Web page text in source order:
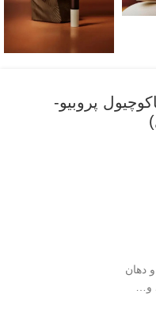
پروبیو-
دهان
و…